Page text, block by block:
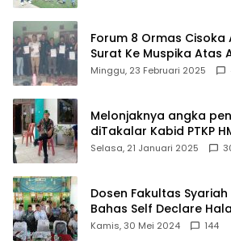
Forum 8 Ormas Cisoka
Surat Ke Muspika Atas
Matel di Cisoka
Minggu, 23 Februari 2025
Melonjaknya angka
diTakalar Kabid PTKP
angkat bicara
Selasa, 21 Januari 2025
Dosen Fakultas
Bahas Self Declare
Ijtima Ulama MUI
Kamis, 30 Mei 2024 144